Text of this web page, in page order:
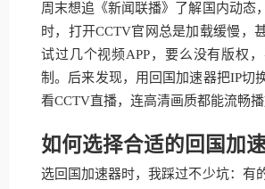
周末想追《新闻联播》了解国内动态
时，打开CCTV官网总是加载缓慢，
试过几个视频APP，要么没有版权
制。后来发现，用回国加速器把IP切
看CCTV直播，连高清画质都能流畅播
如何选择合适的回国加速
选回国加速器时，我踩过不少坑：有